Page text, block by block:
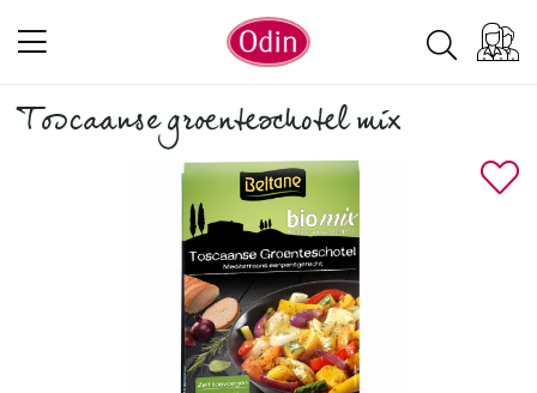
Toscaanse groenteschotel mix